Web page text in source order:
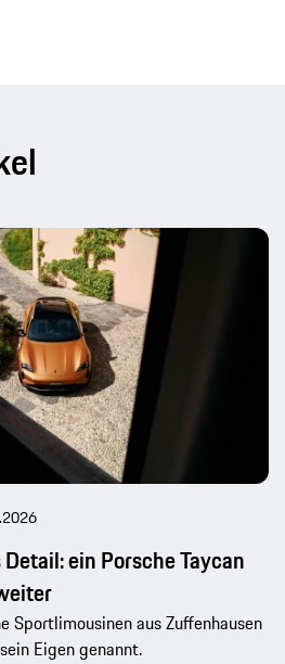
ein Porsche Taycan
Sportlimousinen aus Zuffenhausen
Eigen genannt.